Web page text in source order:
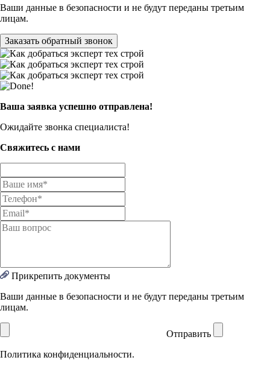
Ваши данные в безопасности и не будут переданы третьим
лицам.
Заказать обратный звонок
Ваша заявка успешно отправлена!
Ожидайте звонка специалиста!
Свяжитесь с нами
Прикрепить документы
Ваши данные в безопасности и не будут переданы третьим
лицам.
Отправить
Политика конфиденциальности.